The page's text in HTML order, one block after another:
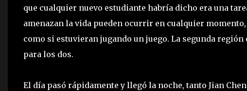
que cualquier nuevo estudiante habría dicho era una
amenazan la vida pueden ocurrir en cualquier
como si estuvieran jugando un juego. La segunda
para los dos.
El día pasó rápidamente y llegó la noche, tanto Jian